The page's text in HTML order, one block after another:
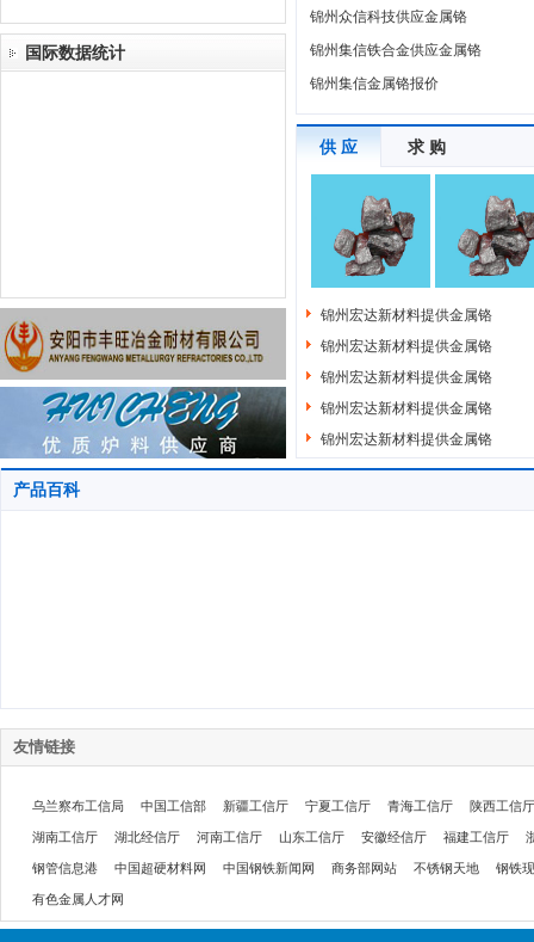
国际数据统计
锦州众信科技供应金属铬
锦州集信铁合金供应金属铬
锦州集信金属铬报价
供 应 求 购
锦州宏达新材料提供金属铬
锦州宏达新材料提供金属铬
锦州宏达新材料提供金属铬
锦州宏达新材料提供金属铬
锦州宏达新材料提供金属铬
产品百科
友情链接
乌兰察布工信局 中国工信部 新疆工信厅 宁夏工信厅 青海工信厅 陕西工信厅
湖南工信厅 湖北经信厅 河南工信厅 山东工信厅 安徽经信厅 福建工信厅
钢管信息港 中国超硬材料网 中国钢铁新闻网 商务部网站 不锈钢天地 钢铁
有色金属人才网